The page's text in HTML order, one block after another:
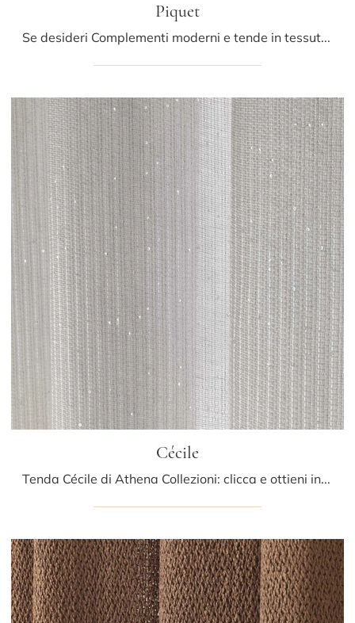
Piquet
Se desideri Complementi moderni e tende in tessuto ottieni informazioni sul modello Piquet del marchio Athena Collezioni.
Cécile
Tenda Cécile di Athena Collezioni: clicca e ottieni informazioni sui Complementi e tende moderni in tessuto del noto e rinomato marchio!